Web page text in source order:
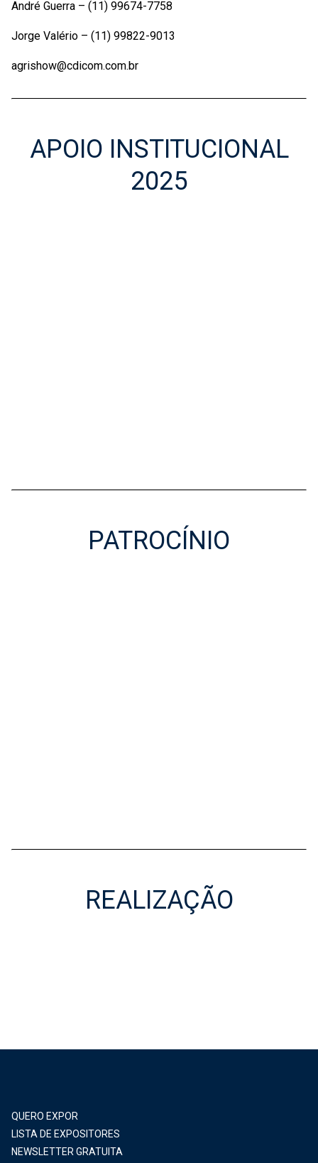
André Guerra – (11) 99674-7758
Jorge Valério – (11) 99822-9013
agrishow@cdicom.com.br
APOIO INSTITUCIONAL
2025
PATROCÍNIO
REALIZAÇÃO
QUERO EXPOR
LISTA DE EXPOSITORES
NEWSLETTER GRATUITA